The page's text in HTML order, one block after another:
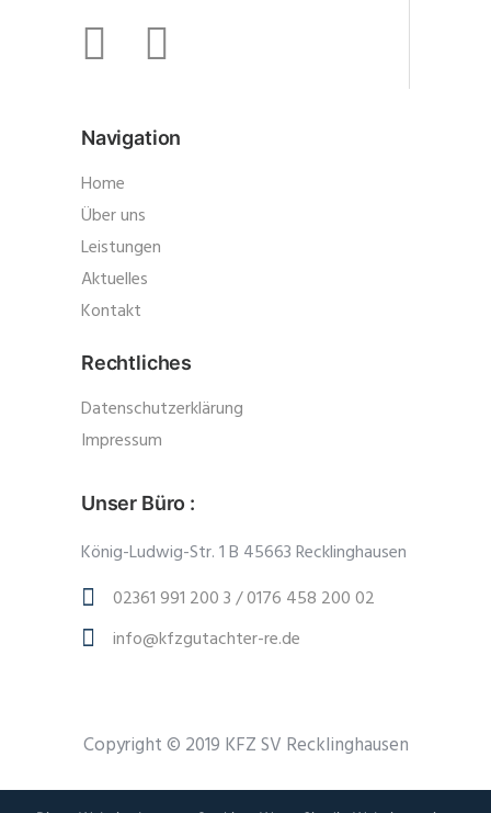
Navigation
Home
Über uns
Leistungen
Aktuelles
Kontakt
Rechtliches
Datenschutzerklärung
Impressum
Unser Büro :
König-Ludwig-Str. 1 B 45663 Recklinghausen
02361 991 200 3 / 0176 458 200 02
info@kfzgutachter-re.de
Copyright © 2019 KFZ SV Recklinghausen